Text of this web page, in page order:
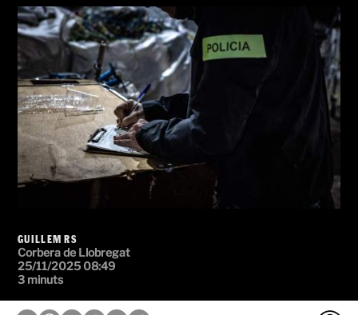
GUILLEM RS
Corbera de Llobregat
25/11/2025 08:49
3 minuts